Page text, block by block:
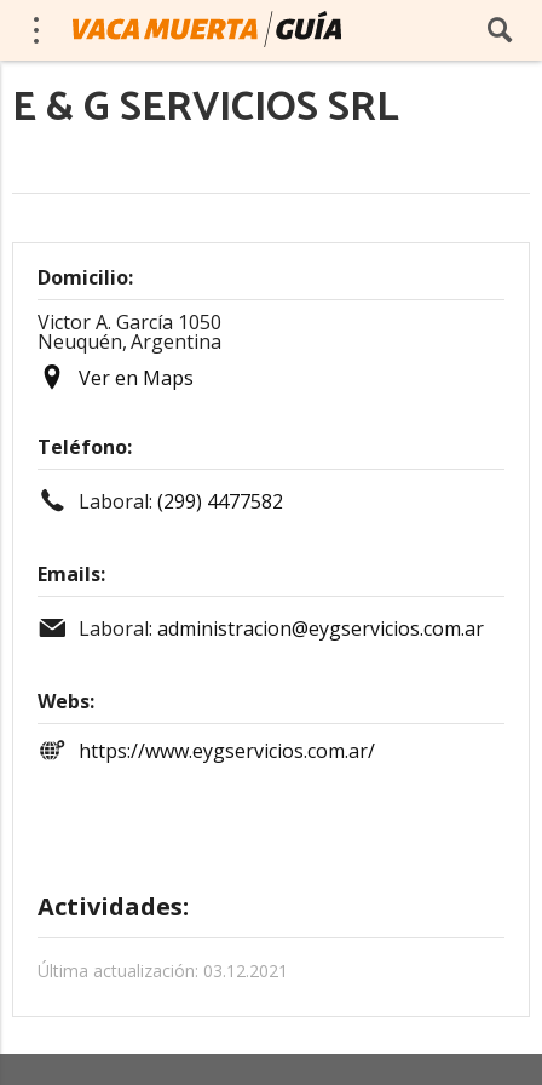
E & G SERVICIOS SRL
Domicilio:
Victor A. García 1050
Neuquén,Argentina
Ver en Maps
Teléfono:
Laboral: (299) 4477582
Emails:
Laboral: administracion@eygservicios.com.ar
Webs:
https://www.eygservicios.com.ar/
Actividades:
Última actualización: 03.12.2021